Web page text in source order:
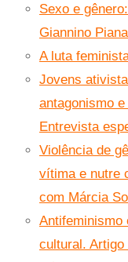
Sexo e
Giannino Piana
A luta
Jovens
antagonismo
Entrevista
Violência de
vítima e nutre
com Márcia
Antifeminismo
cultural. Artigo